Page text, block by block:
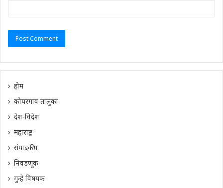
होम
कोपरगाव तालुका
देश-विदेश
महाराष्ट्र
संपादकीय
निवडणूक
गुन्हे विषयक